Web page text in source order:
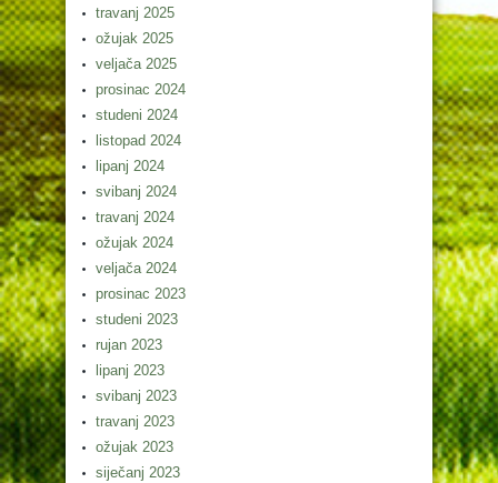
travanj 2025
ožujak 2025
veljača 2025
prosinac 2024
studeni 2024
listopad 2024
lipanj 2024
svibanj 2024
travanj 2024
ožujak 2024
veljača 2024
prosinac 2023
studeni 2023
rujan 2023
lipanj 2023
svibanj 2023
travanj 2023
ožujak 2023
siječanj 2023